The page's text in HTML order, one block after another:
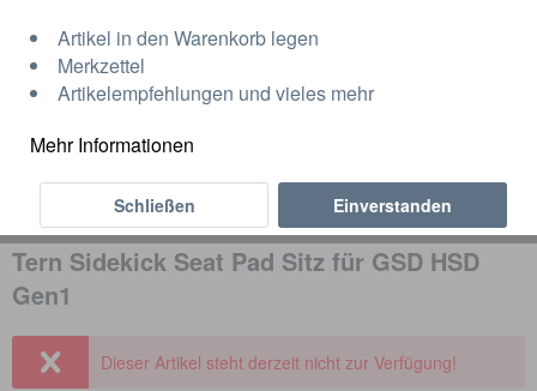
Tern Sidekick Seat Pad Sitz für GSD HSD
Gen1
Dieser Artikel steht derzeit nicht zur Verfügung!
Artikel in den Warenkorb legen
Merkzettel
Artikelempfehlungen und vieles mehr
Mehr Informationen
Einverstanden
Schließen